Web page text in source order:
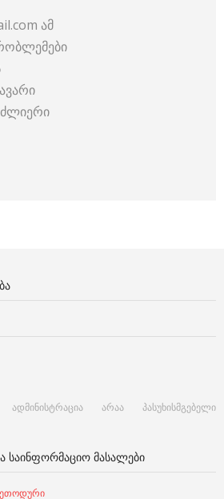
ამ
არაა პასუხისმგებელი
ᲡᲐᲘᲜᲤᲝᲠᲛᲐᲪᲘᲝ ᲛᲐᲡᲐᲚᲔᲑᲘ